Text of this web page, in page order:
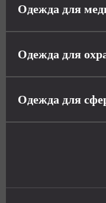
Одежда для
Одежда для
Одежда для